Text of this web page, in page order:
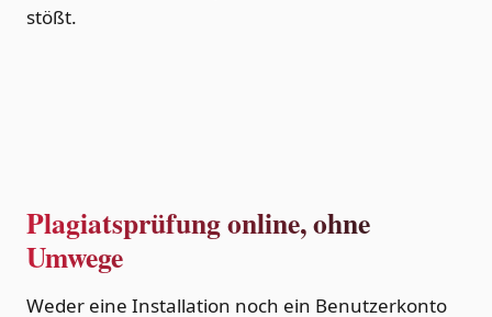
stößt.
Plagiatsprüfung online, ohne
Umwege
Weder eine Installation noch ein Benutzerkonto